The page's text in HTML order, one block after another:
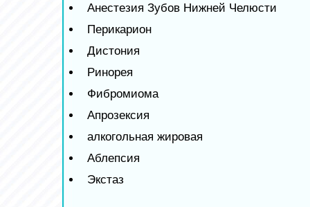
Анестезия Зубов Нижней Челюсти
Перикарион
Дистония
Ринорея
Фибромиома
Апрозексия
алкогольная жировая
Аблепсия
Экстаз